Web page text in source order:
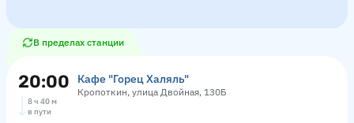
В пределах станции
20:00 Кафе "Горец Халяль"
Кропоткин, улица Двойная, 130Б
8 ч 40 м
в пути